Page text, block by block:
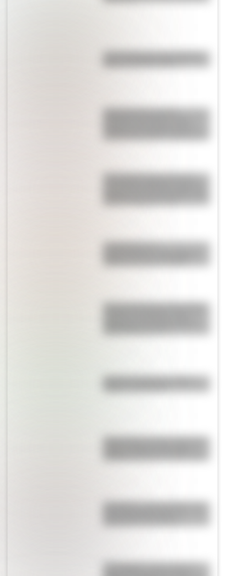
Las 12 máximas de San Martín
Juana Azurduy y María
suman a los billetes argentinos
17 de agosto para docentes:
La historia de su
hubo en Croacia en 1991?
Así era la Autopista 25 de Mayo
diferencias con hoy
Bandera de Bolivia: historia,
Parque Nacional San Guillermo:
paisajes extremos de San Juan
San Martín y Simón Bolívar: así
17 de agosto: cómo hacer el